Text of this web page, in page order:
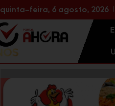
quinta-feira, 6 agosto, 2026